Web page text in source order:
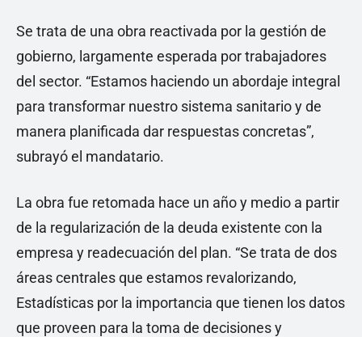
Se trata de una obra reactivada por la gestión de
gobierno, largamente esperada por trabajadores
del sector. “Estamos haciendo un abordaje integral
para transformar nuestro sistema sanitario y de
manera planificada dar respuestas concretas”,
subrayó el mandatario.
La obra fue retomada hace un año y medio a partir
de la regularización de la deuda existente con la
empresa y readecuación del plan. “Se trata de dos
áreas centrales que estamos revalorizando,
Estadísticas por la importancia que tienen los datos
que proveen para la toma de decisiones y